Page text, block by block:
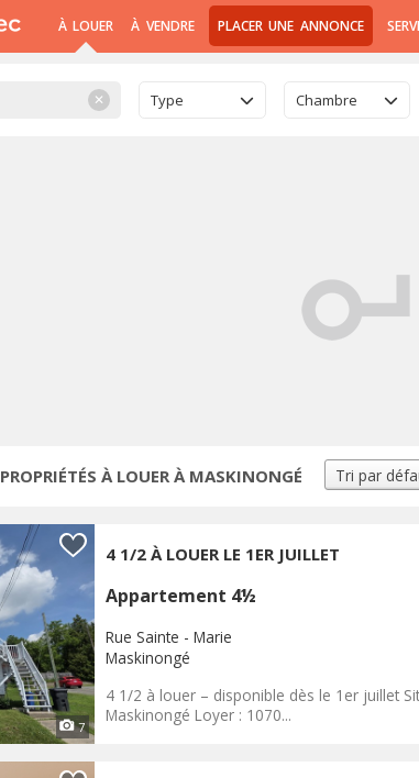
À LOUER À VENDRE PLACER UNE ANNONCE
✕ Type Chambre
PROPRIÉTÉS À LOUER À MASKINONGÉ
7
4 1/2 À LOUER LE 1ER JUILLET
Appartement 4½
Rue Sainte - Marie
Maskinongé
4 1/2 à louer – disponible dès le 1er juillet
Maskinongé Loyer : 1070...